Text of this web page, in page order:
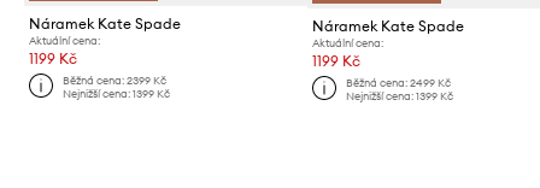
Náramek Kate Spade
Aktuální cena:
1199 Kč
Běžná cena:2399 Kč
Nejnižší cena:1399 Kč
Náramek Kate Spade
Aktuální cena:
1199 Kč
Běžná cena: 2499 Kč
Nejnižší cena: 1399 Kč